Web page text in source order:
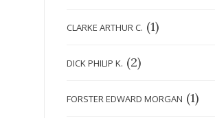
CLARKE ARTHUR C. (1)
DICK PHILIP K. (2)
FORSTER EDWARD MORGAN (1)